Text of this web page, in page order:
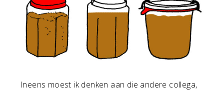
Ineens moest ik denken aan die andere collega,